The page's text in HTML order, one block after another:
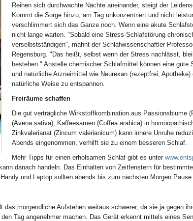
Reihen sich durchwachte Nächte aneinander, steigt der
Kommt die Sorge hinzu, am Tag unkonzentriert und nicht
verschlimmert sich das Ganze noch. Wenn eine akute
nicht lange warten. "Sobald eine Stress-Schlafstörung
verselbstständigen", mahnt der Schlafwissenschaftler
Regensburg. "Das heißt, selbst wenn der Stress nachlässt,
bestehen." Anstelle chemischer Schlafmittel können eine gute
und natürliche Arzneimittel wie Neurexan (rezeptfrei,
natürliche Weise zu entspannen.
Freiräume schaffen
Die gut verträgliche Wirkstoffkombination aus Passionsblume
(Avena sativa), Kaffeesamen (Coffea arabica) in
Zinkvalerianat (Zincum valerianicum) kann innere Unruhe
Abends eingenommen, verhilft sie zu einem besseren Schlaf.
Mehr Tipps für einen erholsamen Schlaf gibt es unter
danach handeln. Das Einhalten von Zeitfenstern für
und Laptop sollten abends bis zum nächsten Morgen Pause
morgendliche Aufstehen weitaus schwerer, da sie ja gegen
Tag angenehmer machen. Das Gerät erkennt mittels eines